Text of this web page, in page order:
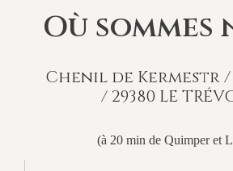
Où sommes
Chenil de Kermestr
/ 29380 LE
(à 20 min de Quimper et